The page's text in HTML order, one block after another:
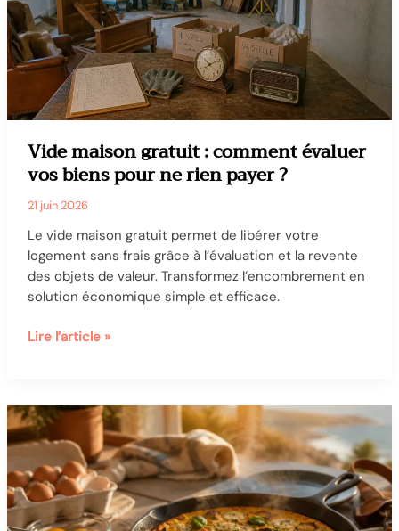
protéger
de
la
rouille
de
Vide maison gratuit : comment évaluer
vos biens pour ne rien payer ?
21 juin 2026
Le vide maison gratuit permet de libérer votre
logement sans frais grâce à l’évaluation et la revente
des objets de valeur. Transformez l’encombrement en
solution économique simple et efficace.
Vide
comment
évaluer
biens
pour
ne
Lire l’article »